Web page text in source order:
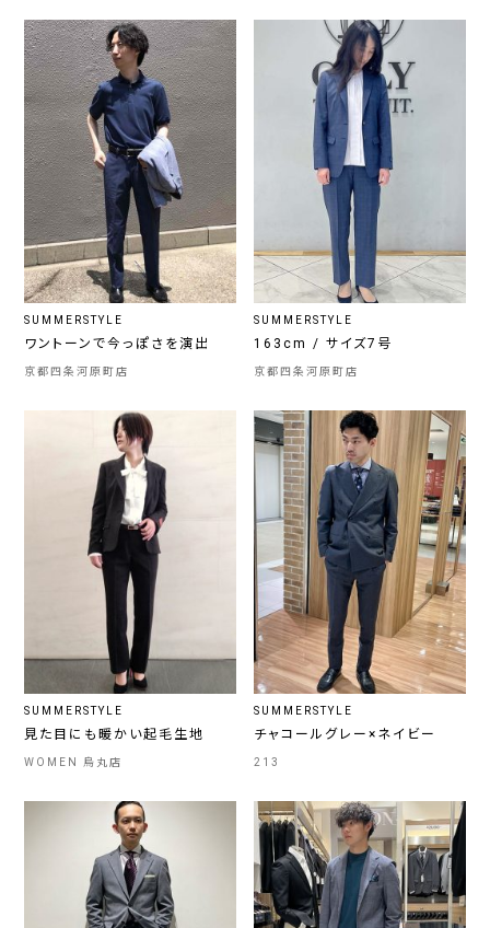
SUMMERSTYLE
ワントーンで今っぽさを演出
京都四条河原町店
SUMMERSTYLE
163cm / サイズ7号
京都四条河原町店
SUMMERSTYLE
見た目にも暖かい起毛生地
WOMEN 烏丸店
SUMMERSTYLE
チャコールグレー×ネイビー
213